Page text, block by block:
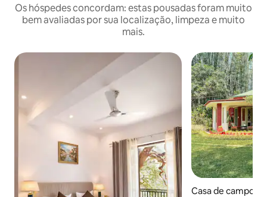
Os hóspedes concordam: estas pousadas foram muito
bem avaliadas por sua localização, limpeza e muito
mais.
Casa de campo ⋅